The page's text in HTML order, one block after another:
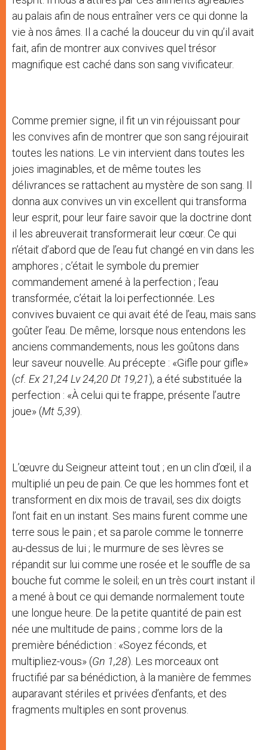
au palais afin de nous entraîner vers ce qui donne la
vie à nos âmes. Il a caché la douceur du vin qu’il avait
fait, afin de montrer aux convives quel trésor
magnifique est caché dans son sang vivificateur.
Comme premier signe, il fit un vin réjouissant pour
les convives afin de montrer que son sang réjouirait
toutes les nations. Le vin intervient dans toutes les
joies imaginables, et de même toutes les
délivrances se rattachent au mystère de son sang. Il
donna aux convives un vin excellent qui transforma
leur esprit, pour leur faire savoir que la doctrine dont
il les abreuverait transformerait leur cœur. Ce qui
n’était d’abord que de l’eau fut changé en vin dans les
amphores ; c’était le symbole du premier
commandement amené à la perfection ; l’eau
transformée, c’était la loi perfectionnée. Les
convives buvaient ce qui avait été de l’eau, mais sans
goûter l’eau. De même, lorsque nous entendons les
anciens commandements, nous les goûtons dans
leur saveur nouvelle. Au précepte : «Gifle pour gifle»
(cf. Ex 21,24 Lv 24,20 Dt 19,21), a été substituée la
perfection : «À celui qui te frappe, présente l’autre
joue» (Mt 5,39).
L’œuvre du Seigneur atteint tout ; en un clin d’œil, il a
multiplié un peu de pain. Ce que les hommes font et
transforment en dix mois de travail, ses dix doigts
l’ont fait en un instant. Ses mains furent comme une
terre sous le pain ; et sa parole comme le tonnerre
au-dessus de lui ; le murmure de ses lèvres se
répandit sur lui comme une rosée et le souffle de sa
bouche fut comme le soleil; en un très court instant il
a mené à bout ce qui demande normalement toute
une longue heure. De la petite quantité de pain est
née une multitude de pains ; comme lors de la
première bénédiction : «Soyez féconds, et
multipliez-vous» (Gn 1,28). Les morceaux ont
fructifié par sa bénédiction, à la manière de femmes
auparavant stériles et privées d’enfants, et des
fragments multiples en sont provenus.